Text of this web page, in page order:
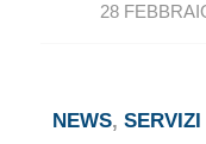
28 /
NEWS,